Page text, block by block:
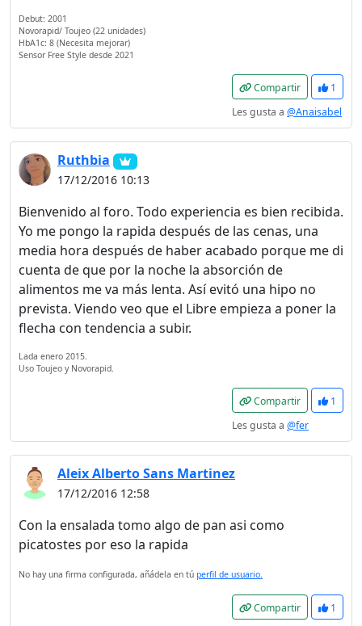
Debut: 2001
Novorapid/ Toujeo (22 unidades)
HbA1c: 8 (Necesita mejorar)
Sensor Free Style desde 2021
Compartir
1
Les gusta a @Anaisabel
Ruthbia
17/12/2016 10:13
Bienvenido al foro. Todo experiencia es bien recibida.
Yo me pongo la rapida después de las cenas, una
media hora después de haber acabado porque me di
cuenta de que por la noche la absorción de
alimentos me va más lenta. Así evitó una hipo no
prevista. Viendo veo que el Libre empieza a poner la
flecha con tendencia a subir.
Lada enero 2015.
Uso Toujeo y Novorapid.
Compartir
1
Les gusta a @fer
Aleix Alberto Sans Martinez
17/12/2016 12:58
Con la ensalada tomo algo de pan asi como
picatostes por eso la rapida
No hay una firma configurada, añádela en tú perfil de usuario.
Compartir
1